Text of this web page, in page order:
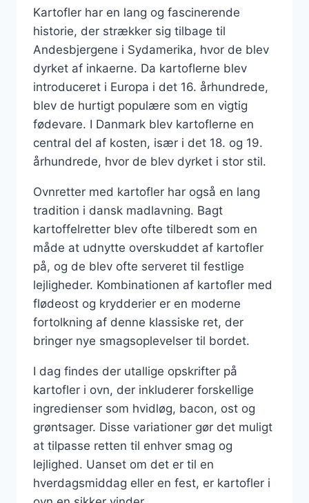
Kartofler har en lang og fascinerende
historie, der strækker sig tilbage til
Andesbjergene i Sydamerika, hvor de blev
dyrket af inkaerne. Da kartoflerne blev
introduceret i Europa i det 16. århundrede,
blev de hurtigt populære som en vigtig
fødevare. I Danmark blev kartoflerne en
central del af kosten, især i det 18. og 19.
århundrede, hvor de blev dyrket i stor stil.
Ovnretter med kartofler har også en lang
tradition i dansk madlavning. Bagt
kartoffelretter blev ofte tilberedt som en
måde at udnytte overskuddet af kartofler
på, og de blev ofte serveret til festlige
lejligheder. Kombinationen af kartofler med
flødeost og krydderier er en moderne
fortolkning af denne klassiske ret, der
bringer nye smagsoplevelser til bordet.
I dag findes der utallige opskrifter på
kartofler i ovn, der inkluderer forskellige
ingredienser som hvidløg, bacon, ost og
grøntsager. Disse variationer gør det muligt
at tilpasse retten til enhver smag og
lejlighed. Uanset om det er til en
hverdagsmiddag eller en fest, er kartofler i